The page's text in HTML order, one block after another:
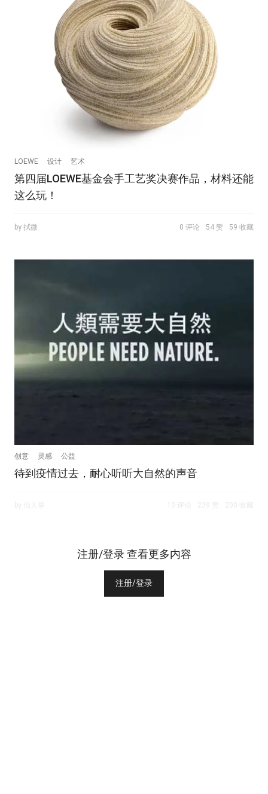
LOEWE 设计 艺术
第四届LOEWE基金会手工艺奖决赛作品，材料还能
这么玩！
by 拭微 0 评论 54 赞 59 收藏
创意 灵感 公益
待到疫情过去，耐心听听大自然的声音
注册/登录 查看更多内容
注册/登录